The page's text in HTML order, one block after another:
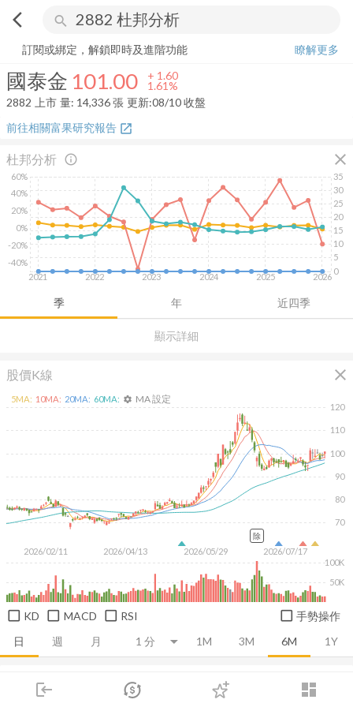
arrow_back_ios search
login dashboard
市場 登入
國泰金 101.00+1.61%
訂閱或綁定，解鎖即時及進階功能
瞭解更多
國泰金 101.00 + 1.60
1.61%
2882
上市 量: 14,336張 更新:08/10 收盤
前往相關富果研究報告 open_in_new
杜邦分析 close
顯示詳細
info_outline
季 年 近四季
2021 2022 2023 2024 2025 2026
0
5
10
15
20
25
30
35
-40%
-20%
0%
20%
40%
60%
股價K線 close
日 週 月 1M 3M 6M 1Y
2026/02/11 2026/04/13 2026/05/29 2026/07/17
70
80
90
100
110
120
50K
100K
5MA: 10MA: 20MA: 60MA: settings MA 設定
除
KD MACD RSI 手勢操作
推薦卡片 消息面 財務報